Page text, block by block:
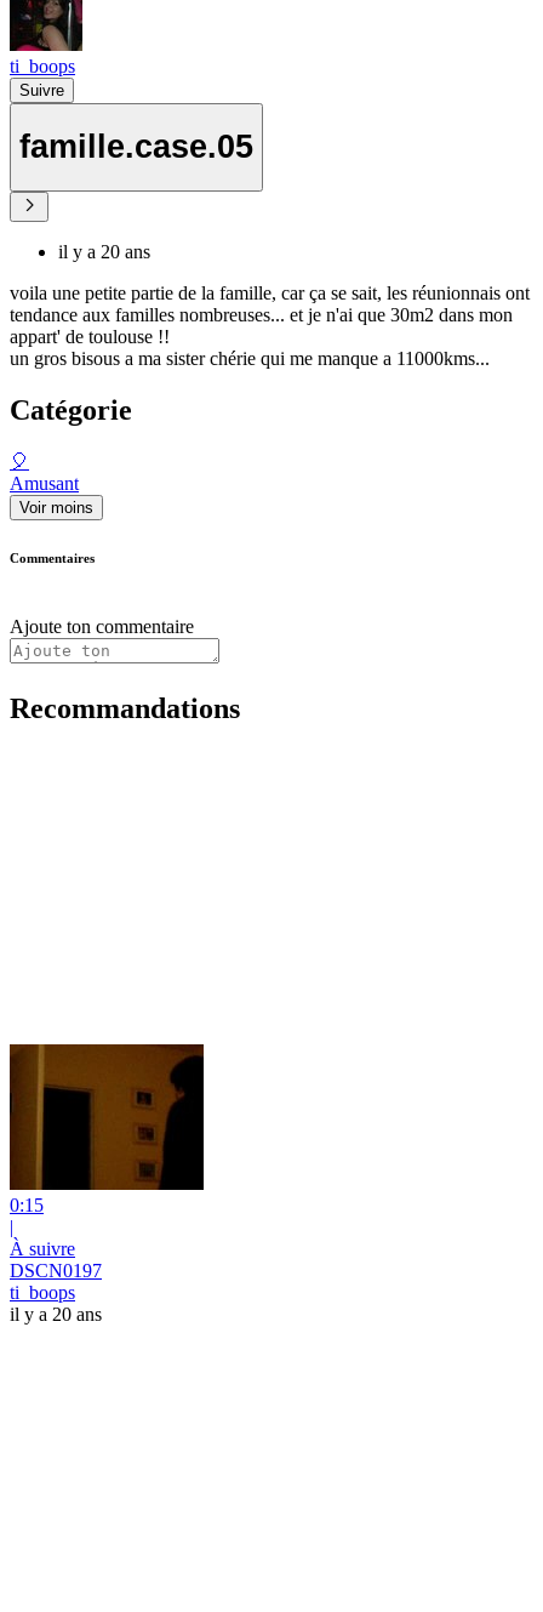
ti_boops
Suivre
famille.case.05
il y a 20 ans
voila une petite partie de la famille, car ça se sait, les réunionnais ont
tendance aux familles nombreuses... et je n'ai que 30m2 dans mon
appart' de toulouse !!
un gros bisous a ma sister chérie qui me manque a 11000kms...
Catégorie
🎈
Amusant
Voir moins
Commentaires
Ajoute ton commentaire
Recommandations
0:15
|
À suivre
DSCN0197
ti_boops
il y a 20 ans